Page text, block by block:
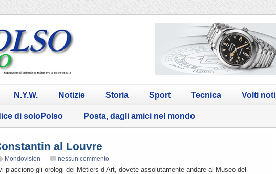
N.Y.W. Notizie Storia Sport Tecnica Volti noti
di soloPolso Posta, dagli amici nel mondo
al Louvre
Mondovision nessun commento
piacciono gli orologi dei Métiers d’Art, dovete assolutamente andare al Museo del